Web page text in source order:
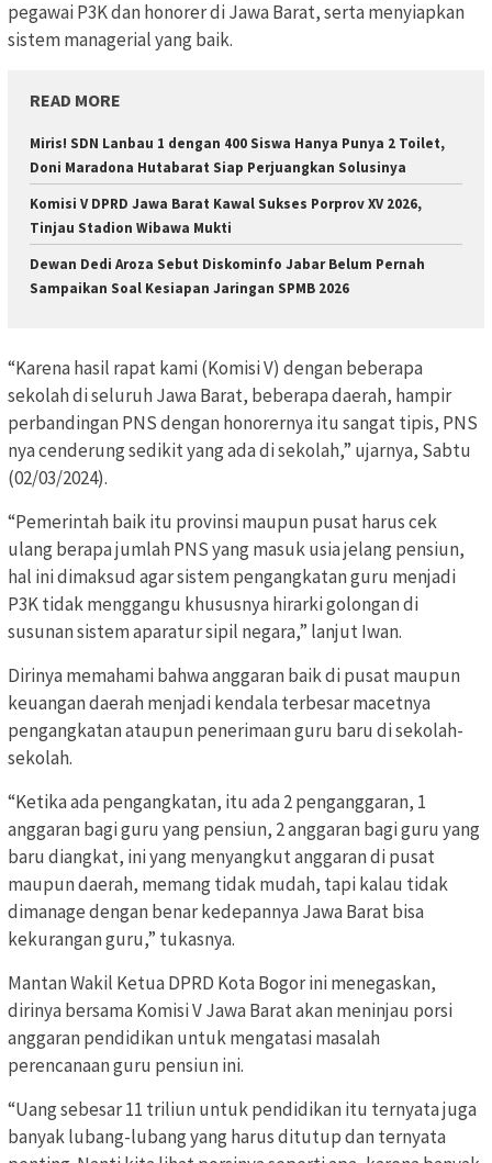
pegawai P3K dan honorer di Jawa Barat, serta menyiapkan
sistem managerial yang baik.
READ MORE
Miris! SDN Lanbau 1 dengan 400 Siswa Hanya Punya 2 Toilet,
Doni Maradona Hutabarat Siap Perjuangkan Solusinya
Komisi V DPRD Jawa Barat Kawal Sukses Porprov XV 2026,
Tinjau Stadion Wibawa Mukti
Dewan Dedi Aroza Sebut Diskominfo Jabar Belum Pernah
Sampaikan Soal Kesiapan Jaringan SPMB 2026
“Karena hasil rapat kami (Komisi V) dengan beberapa
sekolah di seluruh Jawa Barat, beberapa daerah, hampir
perbandingan PNS dengan honorernya itu sangat tipis, PNS
nya cenderung sedikit yang ada di sekolah,” ujarnya, Sabtu
(02/03/2024).
“Pemerintah baik itu provinsi maupun pusat harus cek
ulang berapa jumlah PNS yang masuk usia jelang pensiun,
hal ini dimaksud agar sistem pengangkatan guru menjadi
P3K tidak menggangu khususnya hirarki golongan di
susunan sistem aparatur sipil negara,” lanjut Iwan.
Dirinya memahami bahwa anggaran baik di pusat maupun
keuangan daerah menjadi kendala terbesar macetnya
pengangkatan ataupun penerimaan guru baru di sekolah-
sekolah.
“Ketika ada pengangkatan, itu ada 2 penganggaran, 1
anggaran bagi guru yang pensiun, 2 anggaran bagi guru yang
baru diangkat, ini yang menyangkut anggaran di pusat
maupun daerah, memang tidak mudah, tapi kalau tidak
dimanage dengan benar kedepannya Jawa Barat bisa
kekurangan guru,” tukasnya.
Mantan Wakil Ketua DPRD Kota Bogor ini menegaskan,
dirinya bersama Komisi V Jawa Barat akan meninjau porsi
anggaran pendidikan untuk mengatasi masalah
perencanaan guru pensiun ini.
“Uang sebesar 11 triliun untuk pendidikan itu ternyata juga
banyak lubang-lubang yang harus ditutup dan ternyata